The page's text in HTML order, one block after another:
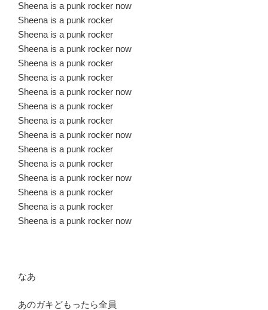
Sheena is a punk rocker now
Sheena is a punk rocker
Sheena is a punk rocker
Sheena is a punk rocker now
Sheena is a punk rocker
Sheena is a punk rocker
Sheena is a punk rocker now
Sheena is a punk rocker
Sheena is a punk rocker
Sheena is a punk rocker now
Sheena is a punk rocker
Sheena is a punk rocker
Sheena is a punk rocker now
Sheena is a punk rocker
Sheena is a punk rocker
Sheena is a punk rocker now
なあ
あのガキどもったら全員